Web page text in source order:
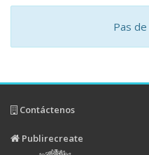
Pas
Contáctenos
Publirecreate